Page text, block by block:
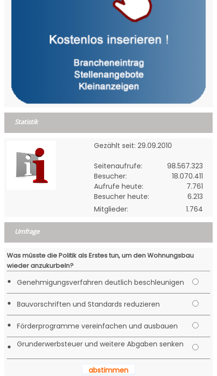
Statistik
Gezählt seit: 29.09.2010
Seitenaufrufe:
98.567.323
Besucher:
18.070.411
Aufrufe heute:
7.761
Besucher heute:
6.213
Mitglieder:
1.764
Umfrage
Was müsste die Politik als Erstes tun, um den Wohnungsbau
wieder anzukurbeln?
• Genehmigungsverfahren deutlich beschleunigen
• Bauvorschriften und Standards reduzieren
• Förderprogramme vereinfachen und ausbauen
• Grunderwerbsteuer und weitere Abgaben senken
abstimmen